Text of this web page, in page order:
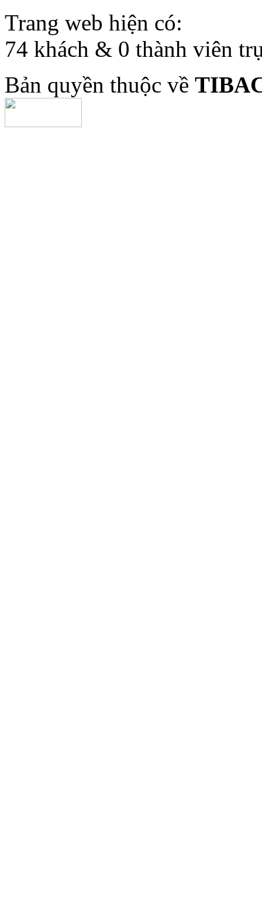
Trang web hiện có:
74 khách & 0 thành viên
Bản quyền thuộc về